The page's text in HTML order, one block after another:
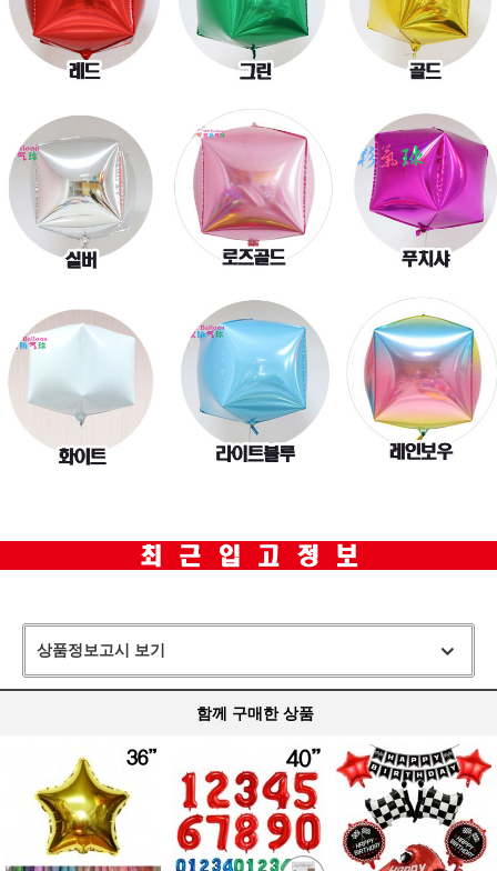
상품정보고시 보기
함께 구매한 상품